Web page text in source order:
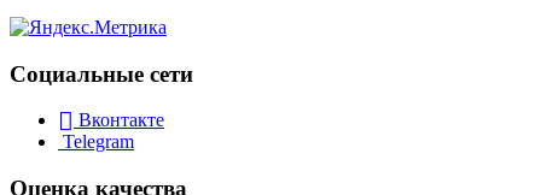
Социальные сети
Вконтакте
Telegram
Оценка качества